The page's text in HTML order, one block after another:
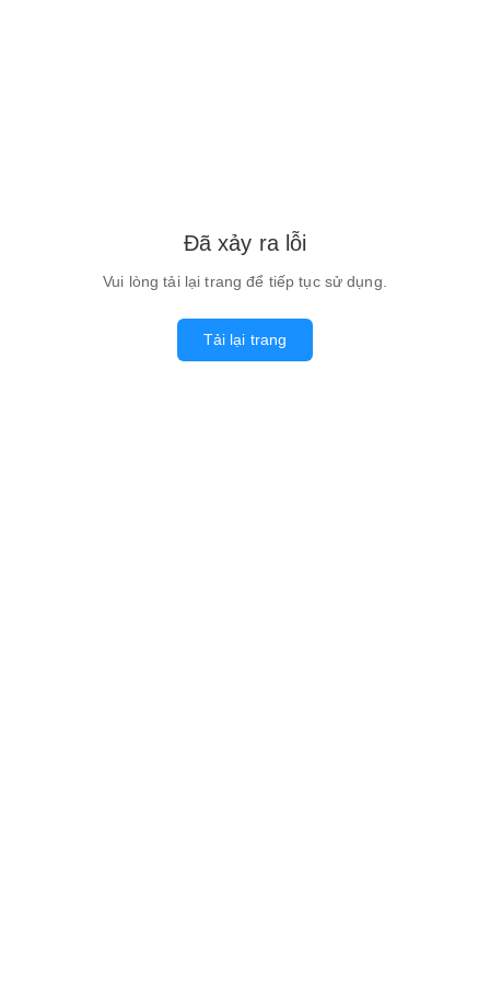
Đã xảy ra lỗi
Vui lòng tải lại trang để tiếp tục sử dụng.
Tải lại trang